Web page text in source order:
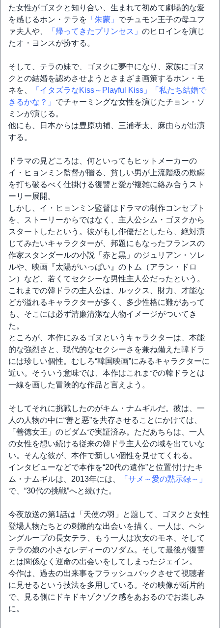
た女性がゴヌクと知り合い、生まれて初めて劇場的な愛
を感じるホン・テラを 「朱蒙」 でチュモン王子の母ユフ
ァ夫人や、
「帰ってきたプリンセス」 のヒロインを演じ
たオ・ヨンスが扮する。
そして、テラの妹で、ゴヌクに夢中になり、家族にゴヌ
クとの結婚を認めさせようとさまざま画策するホン・モ
ネを、
「イタズラなKiss～Playful Kiss」
「私たち結婚で
きるかな？」 でチャーミングな女性を演じたチョン・ソ
ミンが演じる。
他にも、日本からは豊原功補、三浦孝太、麻由らが出演
する。
ドラマの見どころは、何といってもヒットメーカーの
イ・ヒョンミン監督が贈る、貧しい男が上流階級の欺瞞
を打ち破るべく仕掛ける復讐と愛が複雑に絡み合うスト
ーリー展開。
しかし、イ・ヒョンミン監督はドラマの制作コンセプト
を、ストーリーからではなく、主人公シム・ゴヌクから
スタートしたという。彼がもし俳優だとしたら、絶対演
じてみたいキャラクターが、邦題にもなったフランスの
作家スタンダールの小説「赤と黒」のジュリアン・ソレ
ルや、映画『太陽がいっぱい』のトム（アラン・ドロ
ン）など、若くてセクシーな男性主人公だったという。
これまでの韓ドラの主人公は、ルックス、財力、才能な
どが溢れるキャラクターが多く、多少性格に難があって
も、そこには必ず清廉清潔な人物イメージがついてき
た。
ところが、本作にみるゴヌというキャラクターは、本能
的な強烈さと、現代的なセクシーさを兼ね備えた韓ドラ
には珍しい個性。むしろ“韓国映画”にみるキャラクターに
近い。そういう意味では、本作はこれまでの韓ドラとは
一線を画した冒険的な作品と言えよう。
そしてそれに挑戦したのがキム・ナムギルだ。彼は、一
人の人物の中に“善と悪”を共存させることにかけては、
「善徳女王」のピダムで実証済み。ただあちらは、一人
の女性を想い続ける従来の韓ドラ主人公の域を出ていな
い。そんな彼が、本作で新しい個性を見せてくれる。
インタビューなどで本作を“20代の遺作”と位置付けたキ
ム・ナムギルは、2013年には、
「サメ～愛の黙示録～」
で、“30代の挑戦”へと続けた。
今夜放送の第1話は「天使の羽」と題して、ゴヌクと女性
登場人物たちとの刺激的な出会いを描く。一人は、ヘシ
ングループの長女テラ、もう一人は次女のモネ、そして
テラの娘の小さなレディーのソダム。そして最後が復讐
とは関係なく運命の出会いをしてしまったジェイン。
今作は、過去の出来事をフラッシュバックさせて視聴者
に見せるという技法を多用している。その映像が断片的
で、見る側にドキドキゾクゾク感をあおるのでお楽しみ
に。